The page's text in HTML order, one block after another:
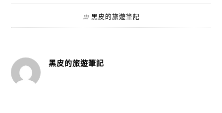
由 黑皮的旅遊筆記
黑皮的旅遊筆記